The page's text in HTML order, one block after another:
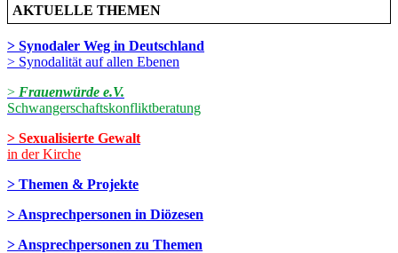
AKTUELLE THEMEN
> Synodaler Weg in Deutschland
> Synodalität auf allen Ebenen
> Frauenwürde e.V.
Schwangerschaftskonfliktberatung
> Sexualisierte Gewalt
in der Kirche
> Themen & Projekte
> Ansprechpersonen in Diözesen
> Ansprechpersonen zu Themen